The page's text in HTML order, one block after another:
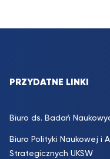
PRZYDATNE LINKI
Biuro ds. Badań
Biuro Polityki Naukowej i
Strategicznych UKSW